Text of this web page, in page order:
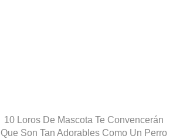
10 Loros De Mascota Te Convencerán
Que Son Tan Adorables Como Un Perro